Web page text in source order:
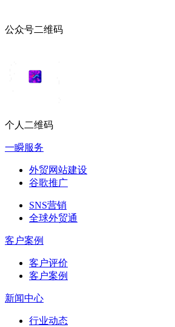
公众号二维码
个人二维码
一瞬服务
外贸网站建设
谷歌推广
SNS营销
全球外贸通
客户案例
客户评价
客户案例
新闻中心
行业动态